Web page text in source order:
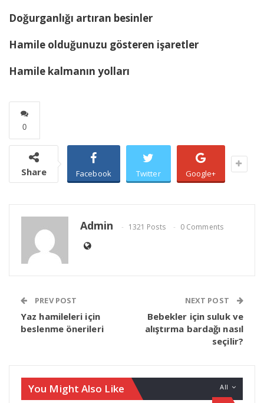
Doğurganlığı artıran besinler
Hamile olduğunuzu gösteren işaretler
Hamile kalmanın yolları
0
Share Facebook Twitter Google+
Admin 1321 Posts 0 Comments
PREV POST
Yaz hamileleri için
beslenme önerileri
NEXT POST
Bebekler için suluk ve
alıştırma bardağı nasıl
seçilir?
All
You Might Also Like